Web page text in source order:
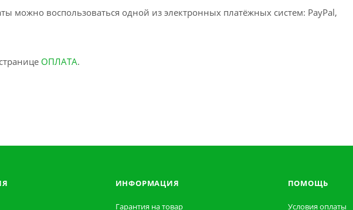
можно воспользоваться одной из электронных платёжных систем: PayPal,
ОПЛАТА.
ИНФОРМАЦИЯ
Гарантия на товар
ПОМОЩЬ
Условия оплаты